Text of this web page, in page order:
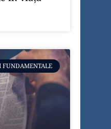
FUNDAMENTALE